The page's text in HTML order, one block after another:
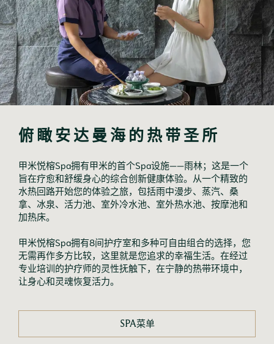
俯瞰安达曼海的热带圣所
甲米悦榕Spa拥有甲米的首个Spa设施——雨林；这是一个
旨在疗愈和舒缓身心的综合创新健康体验。从一个精致的
水热回路开始您的体验之旅，包括雨中漫步、蒸汽、桑
拿、冰泉、活力池、室外冷水池、室外热水池、按摩池和
加热床。
甲米悦榕Spa拥有8间护疗室和多种可自由组合的选择，您
无需再作多方比较，这里就是您追求的幸福生活。在经过
专业培训的护疗师的灵性抚触下，在宁静的热带环境中，
让身心和灵魂恢复活力。
SPA菜单